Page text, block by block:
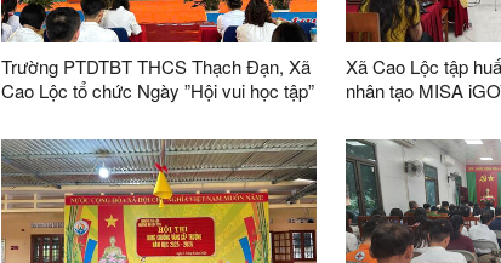
Trường PTDTBT THCS Thạch Đạn, Xã
Cao Lộc tổ chức Ngày ”Hội vui học tập”
30/4 và Quốc tế Lao động 1/5
Xã Cao Lộc tập
nhân tạo MISA